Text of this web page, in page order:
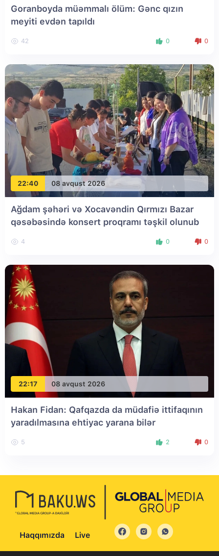
Goranboyda müəmmalı ölüm: Gənc qızın
meyiti evdən tapıldı
42 0 0
22:40 08 avqust 2026
Ağdam şəhəri və Xocavəndin Qırmızı Bazar
qəsəbəsində konsert proqramı təşkil olunub
4 0 0
22:17 08 avqust 2026
Hakan Fidan: Qafqazda da müdafiə ittifaqının
yaradılmasına ehtiyac yarana bilər
5 2 0
Haqqımızda Live